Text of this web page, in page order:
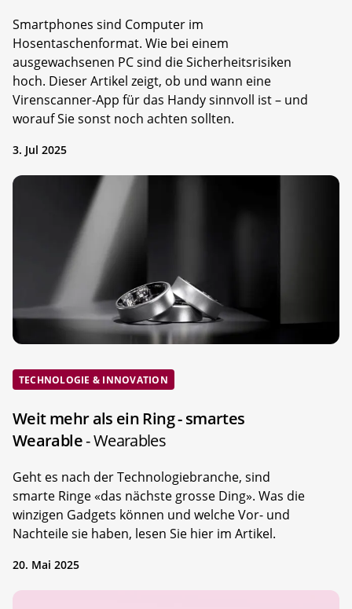
Smartphones sind Computer im
Hosentaschenformat. Wie bei einem
ausgewachsenen PC sind die Sicherheitsrisiken
hoch. Dieser Artikel zeigt, ob und wann eine
Virenscanner-App für das Handy sinnvoll ist – und
worauf Sie sonst noch achten sollten.
3. Jul 2025
TECHNOLOGIE & INNOVATION
Weit mehr als ein Ring - smartes
Wearable- Wearables
Geht es nach der Technologiebranche, sind
smarte Ringe «das nächste grosse Ding». Was die
winzigen Gadgets können und welche Vor- und
Nachteile sie haben, lesen Sie hier im Artikel.
20. Mai 2025